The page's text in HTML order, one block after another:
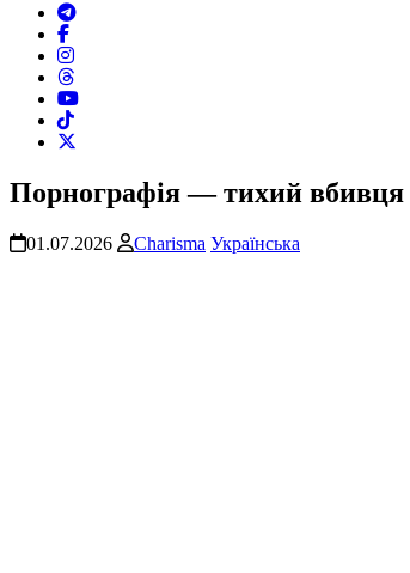
Порнографія — тихий вбивця
01.07.2026 Charisma Українська